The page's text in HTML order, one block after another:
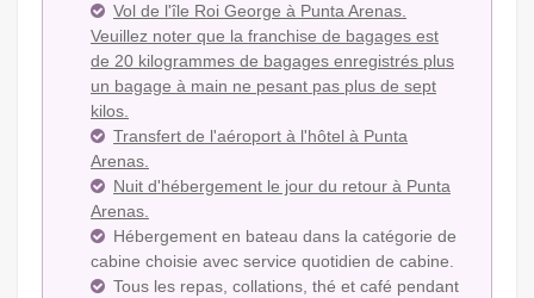
Vol de l'île Roi George à Punta Arenas.
Veuillez noter que la franchise de bagages est
de 20 kilogrammes de bagages enregistrés plus
un bagage à main ne pesant pas plus de sept
kilos.
Transfert de l'aéroport à l'hôtel à Punta
Arenas.
Nuit d'hébergement le jour du retour à Punta
Arenas.
Hébergement en bateau dans la catégorie de
cabine choisie avec service quotidien de cabine.
Tous les repas, collations, thé et café pendant